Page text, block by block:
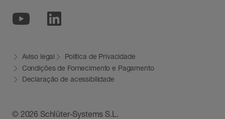
YoutubeLinkedin
© 2026 Schlüter-Systems S.L.
Aviso legal
Política de Privacidade
Condições de Fornecimento e Pagamento
Declaração de acessibilidade